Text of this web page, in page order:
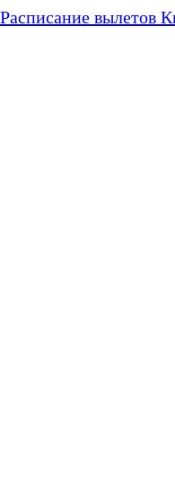
Расписание вылетов